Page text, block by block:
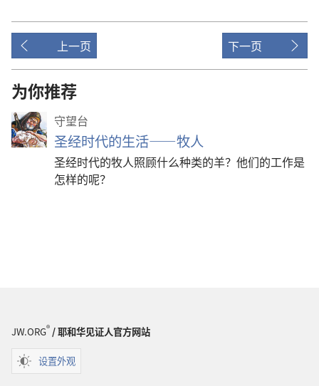
上一页 下一页
为你推荐
守望台
圣经时代的生活——牧人
圣经时代的牧人照顾什么种类的羊？他们的工作是
怎样的呢？
JW.ORG® / 耶和华见证人官方网站
设置外观